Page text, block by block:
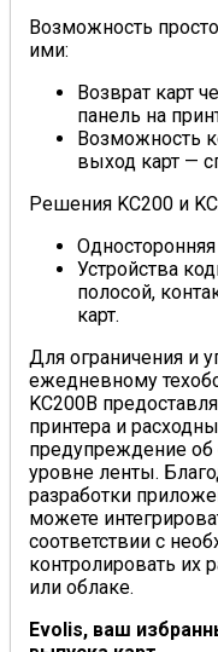
Возможность
ими:
Возврат карт
панель на
Возможность
выход карт —
Решения KC200 и
Односторонняя
Устройства
полосой,
карт.
Для ограничения и
ежедневному
KC200B
принтера и
предупреждение об
уровне ленты.
разработки
можете
соответствии с
контролировать их
или облаке.
Evolis, ваш